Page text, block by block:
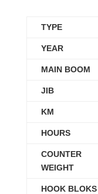
TYPE
YEAR
MAIN BOOM
JIB
KM
HOURS
COUNTER
WEIGHT
HOOK BLOKS